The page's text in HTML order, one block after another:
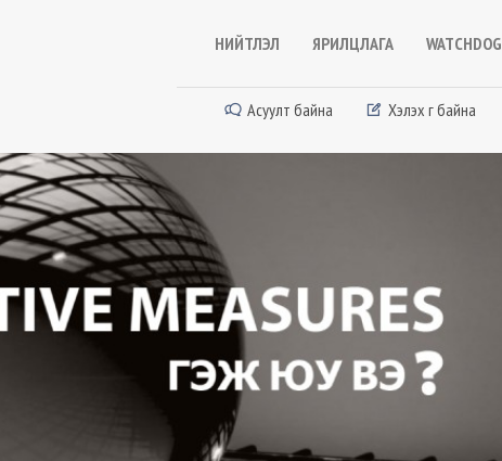
НИЙТЛЭЛ ЯРИЛЦЛАГА WATCHDOG
Асуулт байна Хэлэх үг байна